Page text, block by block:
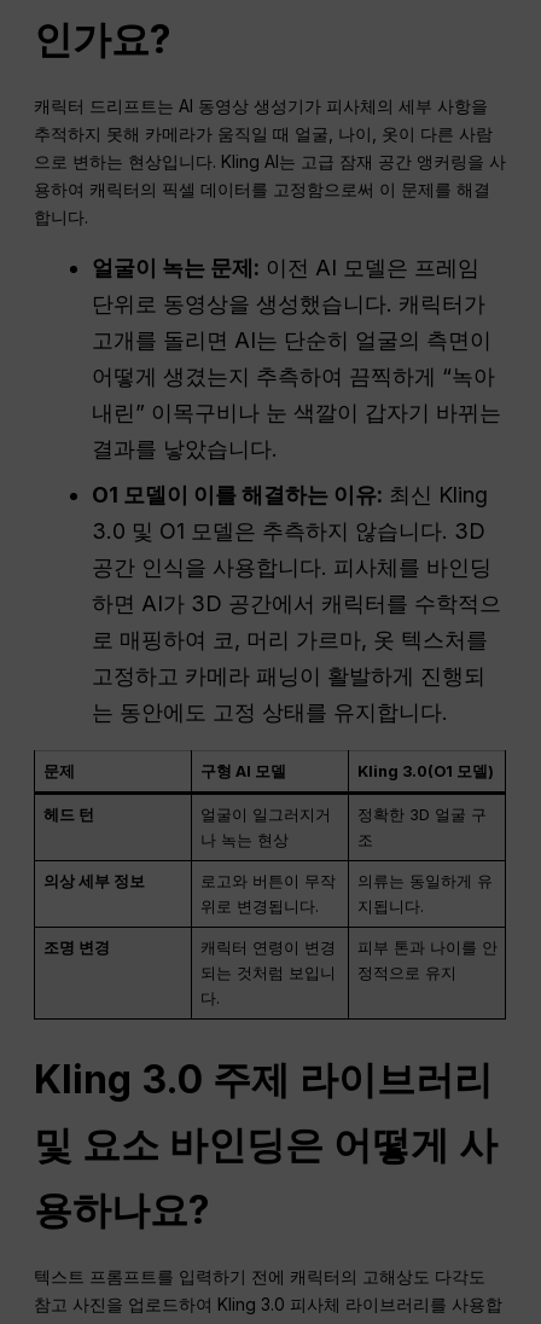
인가요?
캐릭터 드리프트는 AI 동영상 생성기가 피사체의 세부 사항을
추적하지 못해 카메라가 움직일 때 얼굴, 나이, 옷이 다른 사람
으로 변하는 현상입니다. Kling AI는 고급 잠재 공간 앵커링을 사
용하여 캐릭터의 픽셀 데이터를 고정함으로써 이 문제를 해결
합니다.
얼굴이 녹는 문제: 이전 AI 모델은 프레임
단위로 동영상을 생성했습니다. 캐릭터가
고개를 돌리면 AI는 단순히 얼굴의 측면이
어떻게 생겼는지 추측하여 끔찍하게 “녹아
내린” 이목구비나 눈 색깔이 갑자기 바뀌는
결과를 낳았습니다.
O1 모델이 이를 해결하는 이유: 최신 Kling
3.0 및 O1 모델은 추측하지 않습니다. 3D
공간 인식을 사용합니다. 피사체를 바인딩
하면 AI가 3D 공간에서 캐릭터를 수학적으
로 매핑하여 코, 머리 가르마, 옷 텍스처를
고정하고 카메라 패닝이 활발하게 진행되
는 동안에도 고정 상태를 유지합니다.
문제 구형 AI 모델 Kling 3.0(O1 모델)
헤드 턴
얼굴이 일그러지거
나 녹는 현상
정확한 3D 얼굴 구
조
의상 세부 정보
로고와 버튼이 무작
위로 변경됩니다.
의류는 동일하게 유
지됩니다.
조명 변경
캐릭터 연령이 변경
되는 것처럼 보입니
다.
피부 톤과 나이를 안
정적으로 유지
Kling 3.0 주제 라이브러리
및 요소 바인딩은 어떻게 사
용하나요?
텍스트 프롬프트를 입력하기 전에 캐릭터의 고해상도 다각도
참고 사진을 업로드하여 Kling 3.0 피사체 라이브러리를 사용합